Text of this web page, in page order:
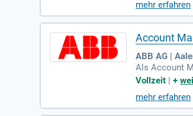
mehr erfahren
Account
ABB AG |
Als Account
emen wie
Position im
e
Vollzeit |+
mehr erfahren